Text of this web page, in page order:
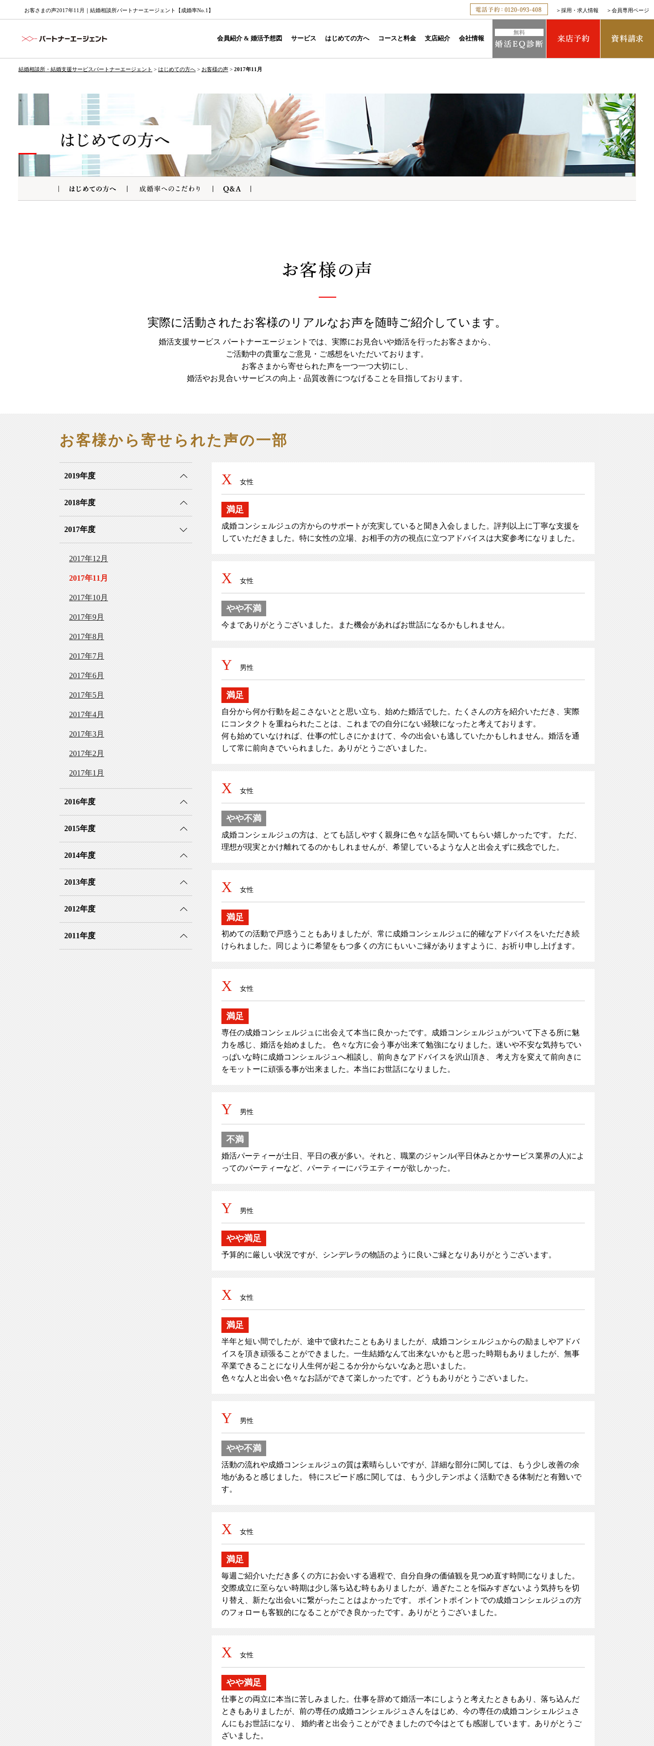
お客さまの声2017年11月｜結婚相談所パートナーエージェント【成婚率No.1】 ＞ 採用・求人情報 ＞ 会員専用ページ
会員紹介 & 婚活予想図 サービス はじめての方へ コースと料金 支店紹介 会社情報
結婚相談所・結婚支援サービスパートナーエージェント > はじめての方へ > お客様の声 > 2017年11月
実際に活動されたお客様のリアルなお声を随時ご紹介しています。
婚活支援サービス パートナーエージェントでは、実際にお見合いや婚活を行ったお客さまから、
ご活動中の貴重なご意見・ご感想をいただいております。
お客さまから寄せられた声を一つ一つ大切にし、
婚活やお見合いサービスの向上・品質改善につなげることを目指しております。
お客様から寄せられた声の一部
2019年度
2018年度
2017年度
2017年12月
2017年11月
2017年10月
2017年9月
2017年8月
2017年7月
2017年6月
2017年5月
2017年4月
2017年3月
2017年2月
2017年1月
2016年度
2015年度
2014年度
2013年度
2012年度
2011年度
X 女性
満足
成婚コンシェルジュの方からのサポートが充実していると聞き入会しました。評判以上に丁寧な支援を
していただきました。特に女性の立場、お相手の方の視点に立つアドバイスは大変参考になりました。
X 女性
やや不満
今までありがとうございました。また機会があればお世話になるかもしれません。
Y 男性
満足
自分から何か行動を起こさないとと思い立ち、始めた婚活でした。たくさんの方を紹介いただき、実際
にコンタクトを重ねられたことは、これまでの自分にない経験になったと考えております。
何も始めていなければ、仕事の忙しさにかまけて、今の出会いも逃していたかもしれません。婚活を通
して常に前向きでいられました。ありがとうございました。
X 女性
やや不満
成婚コンシェルジュの方は、とても話しやすく親身に色々な話を聞いてもらい嬉しかったです。 ただ、
理想が現実とかけ離れてるのかもしれませんが、希望しているような人と出会えずに残念でした。
X 女性
満足
初めての活動で戸惑うこともありましたが、常に成婚コンシェルジュに的確なアドバイスをいただき続
けられました。同じように希望をもつ多くの方にもいいご縁がありますように、お祈り申し上げます。
X 女性
満足
専任の成婚コンシェルジュに出会えて本当に良かったです。成婚コンシェルジュがついて下さる所に魅
力を感じ、婚活を始めました。 色々な方に会う事が出来て勉強になりました。迷いや不安な気持ちでい
っぱいな時に成婚コンシェルジュへ相談し、前向きなアドバイスを沢山頂き、 考え方を変えて前向きに
をモットーに頑張る事が出来ました。本当にお世話になりました。
Y 男性
不満
婚活パーティーが土日、平日の夜が多い。それと、職業のジャンル(平日休みとかサービス業界の人)によ
ってのパーティーなど、パーティーにバラエティーが欲しかった。
Y 男性
やや満足
予算的に厳しい状況ですが、シンデレラの物語のように良いご縁となりありがとうございます。
X 女性
満足
半年と短い間でしたが、途中で疲れたこともありましたが、成婚コンシェルジュからの励ましやアドバ
イスを頂き頑張ることができました。一生結婚なんて出来ないかもと思った時期もありましたが、無事
卒業できることになり人生何が起こるか分からないなあと思いました。
色々な人と出会い色々なお話ができて楽しかったです。どうもありがとうございました。
Y 男性
やや不満
活動の流れや成婚コンシェルジュの質は素晴らしいですが、詳細な部分に関しては、もう少し改善の余
地があると感じました。 特にスピード感に関しては、もう少しテンポよく活動できる体制だと有難いで
す。
X 女性
満足
毎週ご紹介いただき多くの方にお会いする過程で、自分自身の価値観を見つめ直す時間になりました。
交際成立に至らない時期は少し落ち込む時もありましたが、過ぎたことを悩みすぎないよう気持ちを切
り替え、新たな出会いに繋がったことはよかったです。 ポイントポイントでの成婚コンシェルジュの方
のフォローも客観的になることができ良かったです。ありがとうございました。
X 女性
やや満足
仕事との両立に本当に苦しみました。仕事を辞めて婚活一本にしようと考えたときもあり、落ち込んだ
ときもありましたが、前の専任の成婚コンシェルジュさんをはじめ、今の専任の成婚コンシェルジュさ
んにもお世話になり、 婚約者と出会うことができましたので今はとても感謝しています。ありがとうご
ざいました。